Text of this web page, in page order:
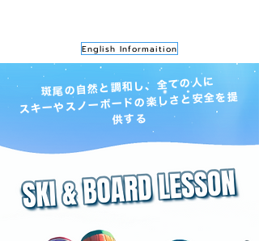
English Informaition
斑尾の自然と調和し、全ての人に
スキーやスノーボードの楽しさと安全を提
供する